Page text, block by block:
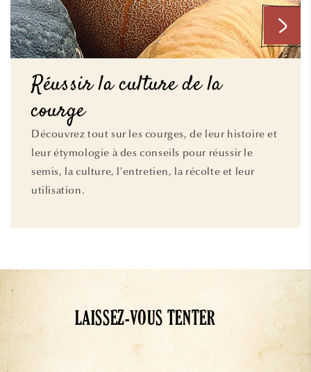
Réussir la culture de la
courge
Découvrez tout sur les courges, de leur histoire et
leur étymologie à des conseils pour réussir le
semis, la culture, l'entretien, la récolte et leur
utilisation.
LAISSEZ-VOUS TENTER